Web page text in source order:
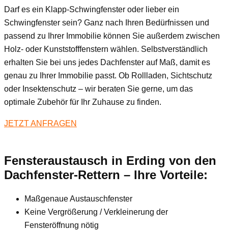
Darf es ein Klapp-Schwingfenster oder lieber ein
Schwingfenster sein? Ganz nach Ihren Bedürfnissen und
passend zu Ihrer Immobilie können Sie außerdem zwischen
Holz- oder Kunststofffenstern wählen. Selbstverständlich
erhalten Sie bei uns jedes Dachfenster auf Maß, damit es
genau zu Ihrer Immobilie passt. Ob Rollladen, Sichtschutz
oder Insektenschutz – wir beraten Sie gerne, um das
optimale Zubehör für Ihr Zuhause zu finden.
JETZT ANFRAGEN
Fensteraustausch in Erding von den
Dachfenster-Rettern – Ihre Vorteile:
Maßgenaue Austauschfenster
Keine Vergrößerung / Verkleinerung der
Fensteröffnung nötig